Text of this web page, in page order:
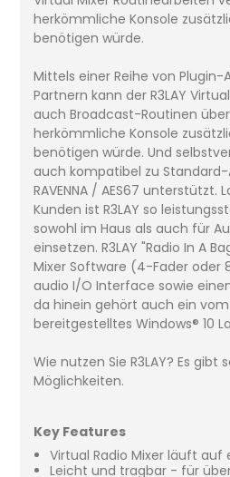
herkömmliche Konsole
benötigen würde.
Mittels einer Reihe von Plugin-
Partnern kann der R3LAY
auch Broadcast-Routinen
herkömmliche Konsole
benötigen würde. Und
auch kompatibel zu Standard-
RAVENNA / AES67 unterstützt.
Kunden ist R3LAY so
sowohl im Haus als auch für
einsetzen. R3LAY "Radio In A
Mixer Software (4-Fader oder
audio I/O Interface sowie
da hinein gehört auch ein
bereitgestelltes Windows® 10
Wie nutzen Sie R3LAY? Es gibt
Möglichkeiten.
Key Features
Virtual Radio Mixer läuft auf
Leicht und tragbar - für